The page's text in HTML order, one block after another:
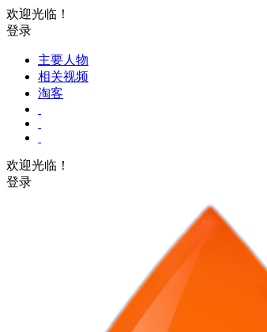
欢迎光临！
登录
主要人物
相关视频
淘客
欢迎光临！
登录